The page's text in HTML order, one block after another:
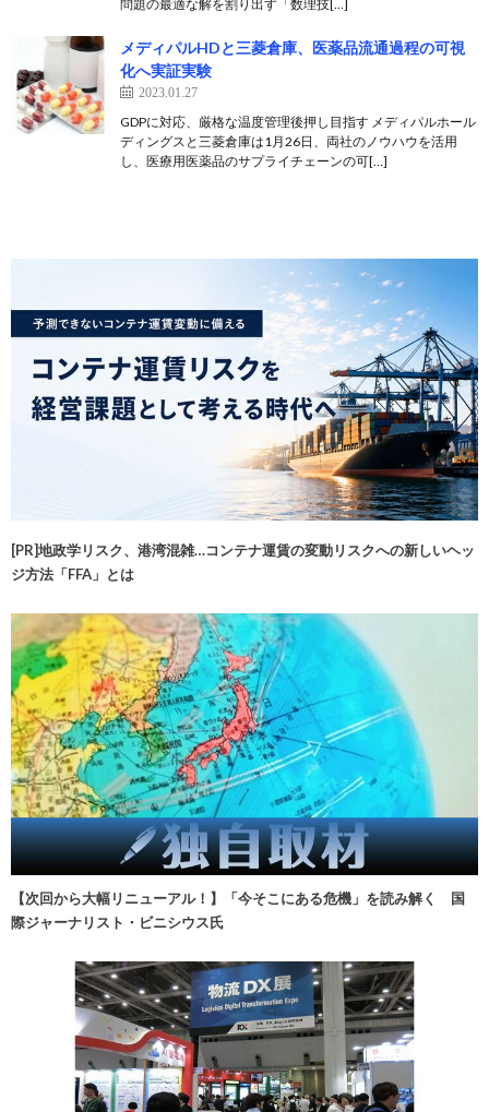
問題の最適な解を割り出す「数理技[…]
メディパルHDと三菱倉庫、医薬品流通過程の可視
化へ実証実験
2023.01.27
GDPに対応、厳格な温度管理後押し目指す メディパルホール
ディングスと三菱倉庫は1月26日、両社のノウハウを活用
し、医療用医薬品のサプライチェーンの可[…]
[PR]地政学リスク、港湾混雑…コンテナ運賃の変動リスクへの新しいヘッ
ジ方法「FFA」とは
【次回から大幅リニューアル！】「今そこにある危機」を読み解く 国
際ジャーナリスト・ビニシウス氏